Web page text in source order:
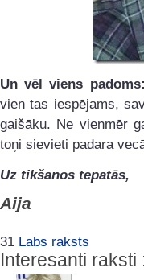
Un vēl viens padoms:
vien tas iespējams,
gaišāku. Ne vienmēr
toņi sievieti padara
Uz tikšanos tepatās,
Aija
31 Labs raksts
Interesanti raksti